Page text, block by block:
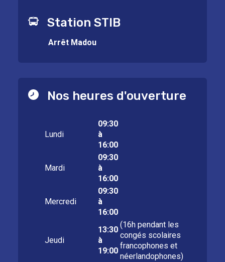
Station STIB
Arrêt Madou
Nos heures d'ouverture
Lundi
09:30
à
16:00
Mardi
09:30
à
16:00
Mercredi
09:30
à
16:00
Jeudi
13:30
à
19:00
(16h pendant les
congés scolaires
francophones et
néerlandophones)